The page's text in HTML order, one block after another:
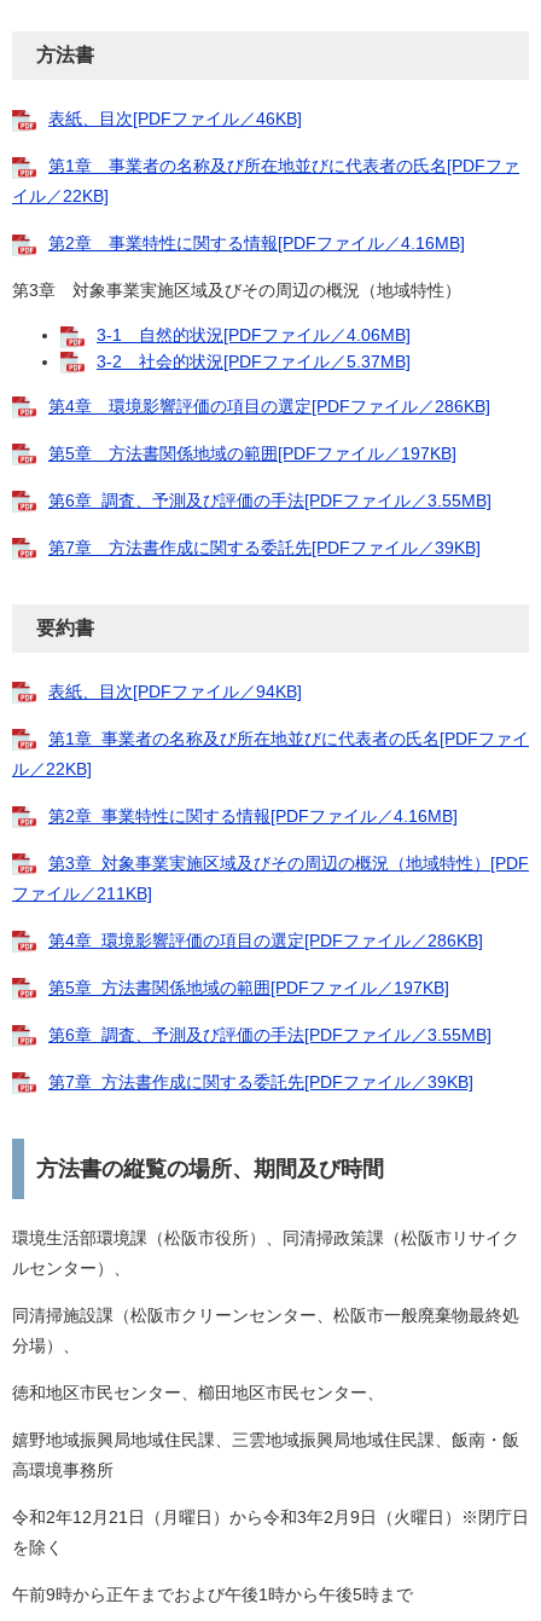
方法書
表紙、目次[PDFファイル／46KB]
第1章 事業者の名称及び所在地並びに代表者の氏名[PDFファ
イル／22KB]
第2章 事業特性に関する情報[PDFファイル／4.16MB]
第3章 対象事業実施区域及びその周辺の概況（地域特性）
3-1 自然的状況[PDFファイル／4.06MB]
3-2 社会的状況[PDFファイル／5.37MB]
第4章 環境影響評価の項目の選定[PDFファイル／286KB]
第5章 方法書関係地域の範囲[PDFファイル／197KB]
第6章 調査、予測及び評価の手法[PDFファイル／3.55MB]
第7章 方法書作成に関する委託先[PDFファイル／39KB]
要約書
表紙、目次[PDFファイル／94KB]
第1章 事業者の名称及び所在地並びに代表者の氏名[PDFファイ
ル／22KB]
第2章 事業特性に関する情報[PDFファイル／4.16MB]
第3章 対象事業実施区域及びその周辺の概況（地域特性）[PDF
ファイル／211KB]
第4章 環境影響評価の項目の選定[PDFファイル／286KB]
第5章 方法書関係地域の範囲[PDFファイル／197KB]
第6章 調査、予測及び評価の手法[PDFファイル／3.55MB]
第7章 方法書作成に関する委託先[PDFファイル／39KB]
方法書の縦覧の場所、期間及び時間
環境生活部環境課（松阪市役所）、同清掃政策課（松阪市リサイク
ルセンター）、
同清掃施設課（松阪市クリーンセンター、松阪市一般廃棄物最終処
分場）、
徳和地区市民センター、櫛田地区市民センター、
嬉野地域振興局地域住民課、三雲地域振興局地域住民課、飯南・飯
高環境事務所
令和2年12月21日（月曜日）から令和3年2月9日（火曜日）※閉庁日
を除く
午前9時から正午までおよび午後1時から午後5時まで